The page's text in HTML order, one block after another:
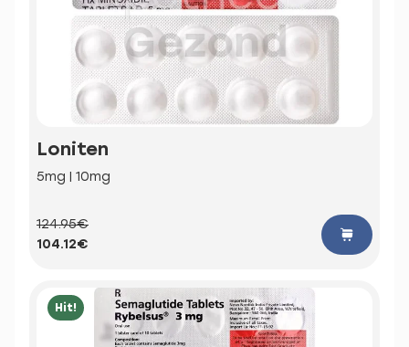
Loniten
5mg | 10mg
124.95€
104.12€
Hit!